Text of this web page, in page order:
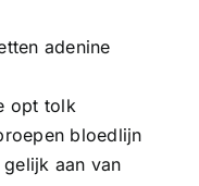
adenine
opt tolk
bloedlijn
aan van